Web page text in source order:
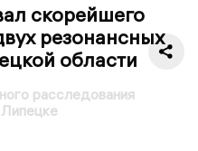
скорейшего
резонансных
области
расследования